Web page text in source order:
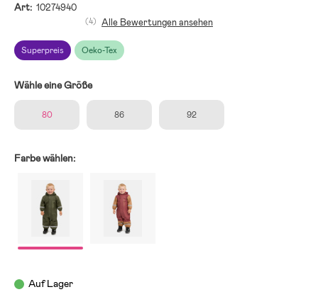
Art: 10274940
Superpreis Oeko-Tex
(4) Alle Bewertungen ansehen
Wähle eine Größe
80 86 92
Farbe wählen:
Auf Lager